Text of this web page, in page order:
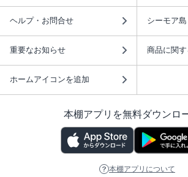
ヘルプ・お問合せ シーモア島
重要なお知らせ 商品に関
ホームアイコンを追加
本棚アプリを無料ダウンロ
本棚アプリについて